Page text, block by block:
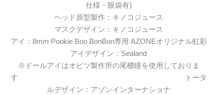
仕様・眼袋有)
ヘッド原型製作：キノコジュース
マスクデザイン：キノコジュース
アイ：8mm Pookie Boo BonBon専用 AZONEオリジナル虹彩
アイデザイン：Sealand
※ドールアイはオビツ製作所の尾櫃瞳を使用しておりま
す トータ
ルデザイン：アゾンインターナショナ